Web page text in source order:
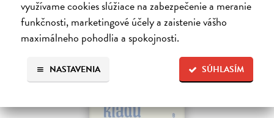
využívame cookies slúžiace na zabezpečenie a meranie
funkčnosti, marketingové účely a zaistenie vášho
maximálneho pohodlia a spokojnosti.
SÚHLASÍM
NASTAVENIA
novinka